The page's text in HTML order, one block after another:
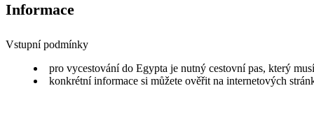
Informace
Vstupní podmínky
pro vycestování do Egypta je nutný cestovní pas, který
konkrétní informace si můžete ověřit na internetových